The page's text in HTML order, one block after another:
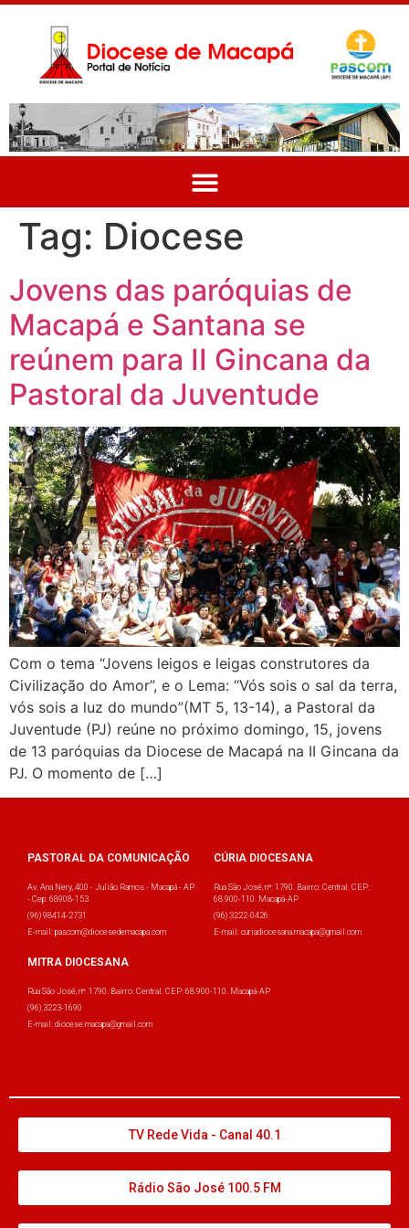
Tag: Diocese
Jovens das paróquias de
Macapá e Santana se
reúnem para II Gincana da
Pastoral da Juventude
Com o tema “Jovens leigos e leigas construtores da
Civilização do Amor”, e o Lema: “Vós sois o sal da terra,
vós sois a luz do mundo”(MT 5, 13-14), a Pastoral da
Juventude (PJ) reúne no próximo domingo, 15, jovens
de 13 paróquias da Diocese de Macapá na II Gincana da
PJ. O momento de […]
PASTORAL DA COMUNICAÇÃO
Av. Ana Nery, 400 - Julião Ramos - Macapá - AP
- Cep: 68908-153
(96) 98414-2731
E-mail: pascom@diocesedemacapa.com
CÚRIA DIOCESANA
Rua São José, nº: 1790. Bairro: Central. CEP:
68.900-110. Macapá-AP
(96) 3222-0426
E-mail: curiadiocesana.macapa@gmail.com
MITRA DIOCESANA
Rua São José, nº: 1790. Bairro: Central. CEP: 68.900-110. Macapá-AP
(96) 3223-1690
E-mail: diocese.macapa@gmail.com
TV Rede Vida - Canal 40.1
Rádio São José 100.5 FM